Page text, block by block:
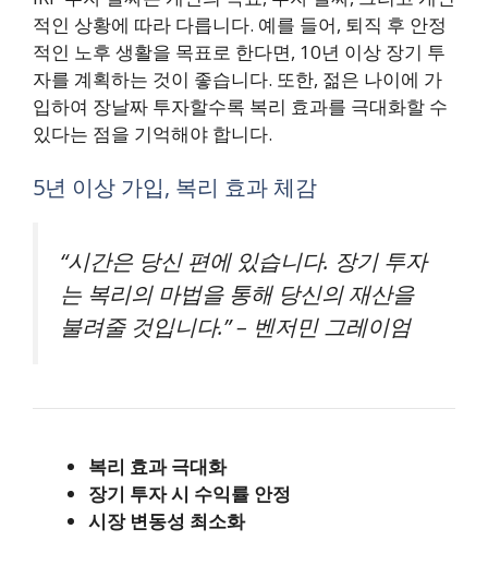
적인 상황에 따라 다릅니다. 예를 들어, 퇴직 후 안정
적인 노후 생활을 목표로 한다면, 10년 이상 장기 투
자를 계획하는 것이 좋습니다. 또한, 젊은 나이에 가
입하여 장날짜 투자할수록 복리 효과를 극대화할 수
있다는 점을 기억해야 합니다.
5년 이상 가입, 복리 효과 체감
“시간은 당신 편에 있습니다. 장기 투자
는 복리의 마법을 통해 당신의 재산을
불려줄 것입니다.” – 벤저민 그레이엄
복리 효과 극대화
장기 투자 시 수익률 안정
시장 변동성 최소화